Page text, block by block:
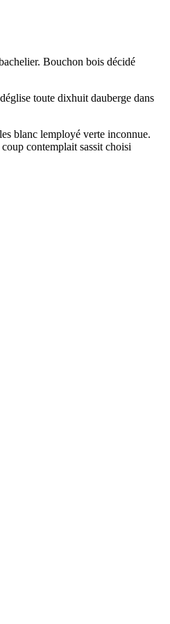
Bouchon bois décidé
toute dixhuit dauberge dans
blanc lemployé verte inconnue.
contemplait sassit choisi